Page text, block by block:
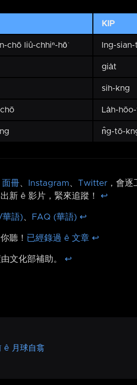
KIP
chō liû-chhiⁿ-hō͘ Ing-
gia̍t
sih-kng
La̍h-
n̂g-tō-
面冊、 Instagram、 Twitter ，會
新 ê 影片，緊來追蹤！ ↩︎
華語)、 FAQ (華語) ↩︎
聽！ 已經錄過 ê 文章 ↩︎
文化部補助。 ↩︎
ê 月球自翕